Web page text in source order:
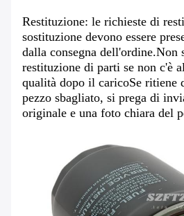
Restituzione: le richieste di
sostituzione devono essere
dalla consegna dell'ordine.Non
restituzione di parti se non c'è
qualità dopo il caricoSe ritiene
pezzo sbagliato, si prega di
originale e una foto chiara del